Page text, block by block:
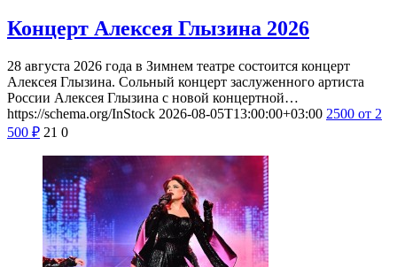
Концерт Алексея Глызина 2026
28 августа 2026 года в Зимнем театре состоится концерт
Алексея Глызина. Сольный концерт заслуженного артиста
России Алексея Глызина с новой концертной…
https://schema.org/InStock 2026-08-05T13:00:00+03:00 2500 от 2
500 ₽ 21 0